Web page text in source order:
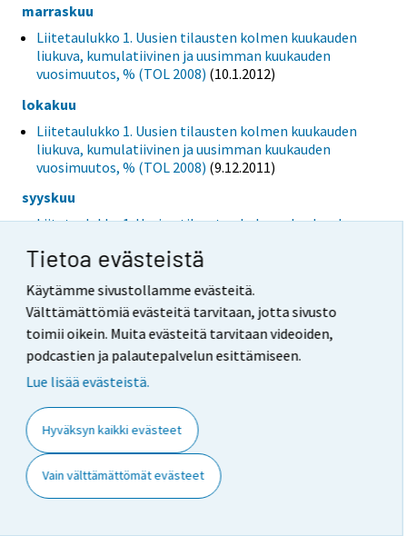
Tietoa evästeistä
Käytämme sivustollamme evästeitä.
Välttämättömiä evästeitä tarvitaan, jotta sivusto
toimii oikein. Muita evästeitä tarvitaan videoiden,
podcastien ja palautepalvelun esittämiseen.
Lue lisää evästeistä.
Hyväksyn kaikki evästeet
Vain välttämättömät evästeet
marraskuu
Liitetaulukko 1. Uusien tilausten kolmen kuukauden
liukuva, kumulatiivinen ja uusimman kuukauden
vuosimuutos, % (TOL 2008) (10.1.2012)
lokakuu
Liitetaulukko 1. Uusien tilausten kolmen kuukauden
liukuva, kumulatiivinen ja uusimman kuukauden
vuosimuutos, % (TOL 2008) (9.12.2011)
syyskuu
Liitetaulukko 1. Uusien tilausten kolmen kuukauden
vuosimuutos, % (TOL 2008)
elokuu
Liitetaulukko 1. Uusien tilausten kolmen kuukauden
liukuva, kumulatiivinen ja uusimman kuukauden
vuosimuutos, % (TOL 2008)(10.10.2011)
heinäkuu
Liitetaulukko 1. Uusien tilausten kolmen kuukauden
liukuva, kumulatiivinen ja uusimman kuukauden
vuosimuutos, % (TOL 2008)
kesäkuu
Liitetaulukko 1. Uusien tilausten kolmen kuukauden